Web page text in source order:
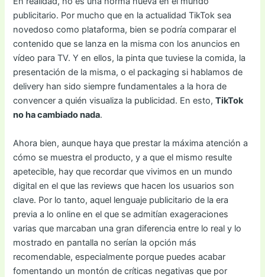
publicitario. Por mucho que en la actualidad TikTok sea
novedoso como plataforma, bien se podría comparar el
contenido que se lanza en la misma con los anuncios en
vídeo para TV. Y en ellos, la pinta que tuviese la comida, la
presentación de la misma, o el packaging si hablamos de
delivery han sido siempre fundamentales a la hora de
convencer a quién visualiza la publicidad. En esto,TikTok
no ha cambiado nada.
Ahora bien, aunque haya que prestar la máxima atención a
cómo se muestra el producto, y a que el mismo resulte
apetecible, hay que recordar que vivimos en un mundo
digital en el que las reviews que hacen los usuarios son
clave. Por lo tanto, aquel lenguaje publicitario de la era
previa a lo online en el que se admitían exageraciones
varias que marcaban una gran diferencia entre lo real y lo
mostrado en pantalla no serían la opción más
recomendable, especialmente porque puedes acabar
fomentando un montón de críticas negativas que por